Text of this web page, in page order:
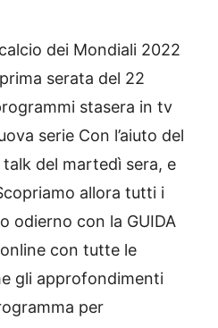
dei Mondiali 2022
serata del 22
stasera in tv
serie Con l’aiuto del
del martedì sera, e
allora tutti i
odierno con la GUIDA
con tutte le
gli approfondimenti
per